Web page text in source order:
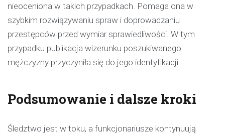
nieoceniona w takich przypadkach. Pomaga ona w
szybkim rozwiązywaniu spraw i doprowadzaniu
przestępców przed wymiar sprawiedliwości. W tym
przypadku publikacja wizerunku poszukiwanego
mężczyzny przyczyniła się do jego identyfikacji.
Podsumowanie i dalsze kroki
Śledztwo jest w toku, a funkcjonariusze kontynuują